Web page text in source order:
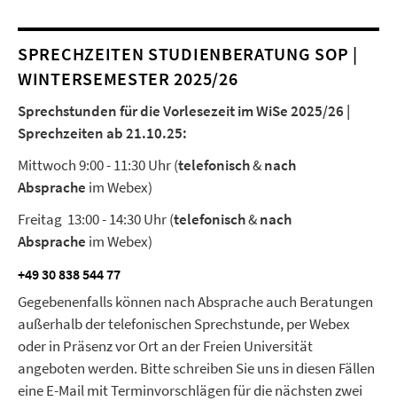
SPRECHZEITEN STUDIENBERATUNG SOP |
WINTERSEMESTER 2025/26
Sprechstunden für die Vorlesezeit im WiSe 2025/26 |
Sprechzeiten ab 21.10.25:
Mittwoch 9:00 - 11:30 Uhr (telefonisch&nach
Absprache im Webex)
Freitag 13:00 - 14:30 Uhr (telefonisch&nach
Absprache im Webex)
+49 30 838 544 77
Gegebenenfalls können nach Absprache auch Beratungen
außerhalb der telefonischen Sprechstunde, per Webex
oder in Präsenz vor Ort an der Freien Universität
angeboten werden. Bitte schreiben Sie uns in diesen Fällen
eine E-Mail mit Terminvorschlägen für die nächsten zwei